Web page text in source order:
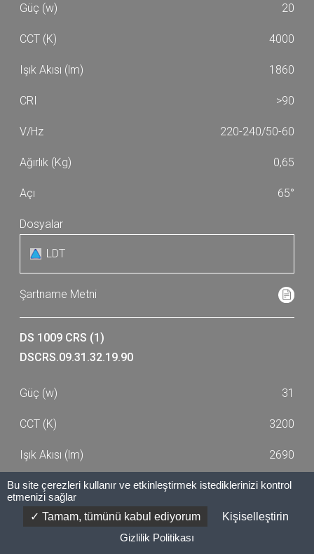
20
4000
1860
>90
220-240/50-60
0,65
65°
LDT
DS 1009 CRS (1)
DSCRS.09.31.32.19.90
31
3200
2690
>90
220-240/50-60
Bu site çerezleri kullanır ve etkinleştirmek istediklerinizi kontrol
etmenizi sağlar
Tamam, tümünü kabul ediyorum
Kişiselleştirin
Gizlilik Politikası